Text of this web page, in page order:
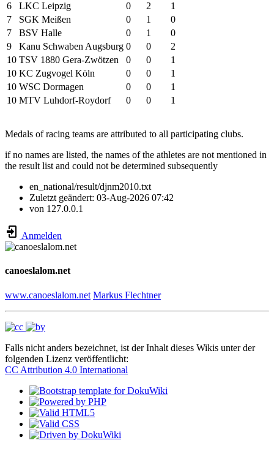
6
LKC Leipzig 0 2
1
7
SGK Meißen 0 1
0
7
BSV Halle 0 1
0
9
Kanu Schwaben Augsburg 0 0
2
10 TSV 1880 Gera-Zwötzen 0 0
1
10 KC Zugvogel Köln 0 0
1
10 WSC Dormagen 0 0
1
10 MTV Luhdorf-Roydorf 0 0 1
Medals of racing teams are attributed to all participating clubs.
if no names are listed, the names of the athletes are not mentioned in
the result list and could not be determined subsequently
en_national/result/djnm2010.txt
Zuletzt geändert: 03-Aug-2026 07:42
von 127.0.0.1
Anmelden
canoeslalom.net
www.canoeslalom.net Markus Flechtner
Falls nicht anders bezeichnet, ist der Inhalt dieses Wikis unter der
folgenden Lizenz veröffentlicht:
CC Attribution 4.0 International